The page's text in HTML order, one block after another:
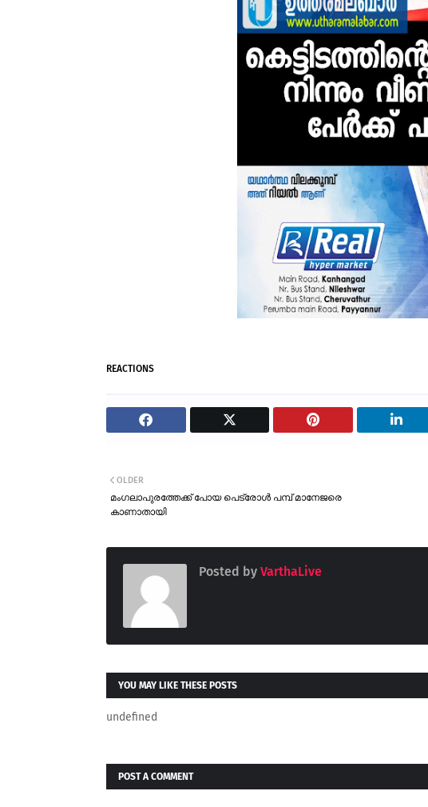
REACTIONS
OLDER
മംഗലാപുരത്തേക്ക് പോയ പെട്രോൾ പമ്പ് മാനേജരെ
കാണാതായി
Posted by VarthaLive
YOU MAY LIKE THESE POSTS
undefined
POST A COMMENT